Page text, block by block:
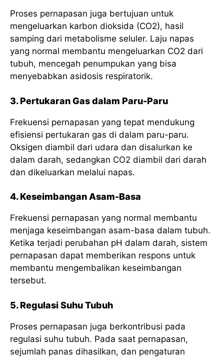
Proses pernapasan juga bertujuan untuk
mengeluarkan karbon dioksida (CO2), hasil
samping dari metabolisme seluler. Laju napas
yang normal membantu mengeluarkan CO2 dari
tubuh, mencegah penumpukan yang bisa
menyebabkan asidosis respiratorik.
3. Pertukaran Gas dalam Paru-Paru
Frekuensi pernapasan yang tepat mendukung
efisiensi pertukaran gas di dalam paru-paru.
Oksigen diambil dari udara dan disalurkan ke
dalam darah, sedangkan CO2 diambil dari darah
dan dikeluarkan melalui napas.
4. Keseimbangan Asam-Basa
Frekuensi pernapasan yang normal membantu
menjaga keseimbangan asam-basa dalam tubuh.
Ketika terjadi perubahan pH dalam darah, sistem
pernapasan dapat memberikan respons untuk
membantu mengembalikan keseimbangan
tersebut.
5. Regulasi Suhu Tubuh
Proses pernapasan juga berkontribusi pada
regulasi suhu tubuh. Pada saat pernapasan,
sejumlah panas dihasilkan, dan pengaturan